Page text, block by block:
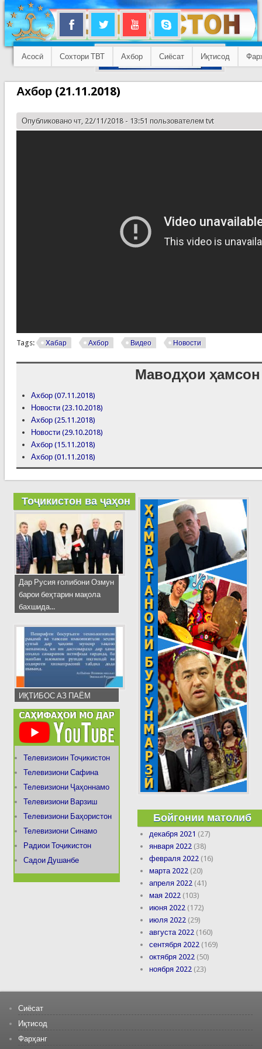
Асосӣ Сохтори ТВТ Ахбор Сиёсат Иқтисод
Ахбор (21.11.2018)
Опубликовано чт, 22/11/2018 - 13:51 пользователем tvt
Tags: Хабар Ахбор Видео Новости
Маводҳои ҳамсон
Ахбор (07.11.2018)
Новости (23.10.2018)
Ахбор (25.11.2018)
Новости (29.10.2018)
Ахбор (15.11.2018)
Ахбор (01.11.2018)
Тоҷикистон ва ҷаҳон
Дар Русия ғолибони Озмун
барои беҳтарин мақола
бахшида...
ИҚТИБОС АЗ ПАЁМ
Телевизиоин Тоҷикистон
Телевизиони Сафина
Телевизиони Ҷаҳоннамо
Телевизиони Варзиш
Телевизиони Баҳористон
Телевизиони Синамо
Радиои Тоҷикистон
Садои Душанбе
Бойгонии матолиб
декабря 2021 (27)
января 2022 (38)
февраля 2022 (16)
марта 2022 (20)
апреля 2022 (41)
мая 2022 (103)
июня 2022 (172)
июля 2022 (29)
августа 2022 (160)
сентября 2022 (169)
октября 2022 (50)
ноября 2022 (23)
Сиёсат
Иқтисод
Фарҳанг